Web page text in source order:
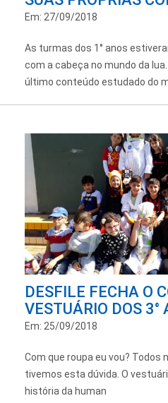
Em: 27/09/2018
As turmas dos 1° anos
com a cabeça no mundo da
último conteúdo estudado do
DESFILE FECHA O
VESTUÁRIO DOS 3°
Em: 25/09/2018
Com que roupa eu vou? Todos
tivemos esta dúvida. O
história da human